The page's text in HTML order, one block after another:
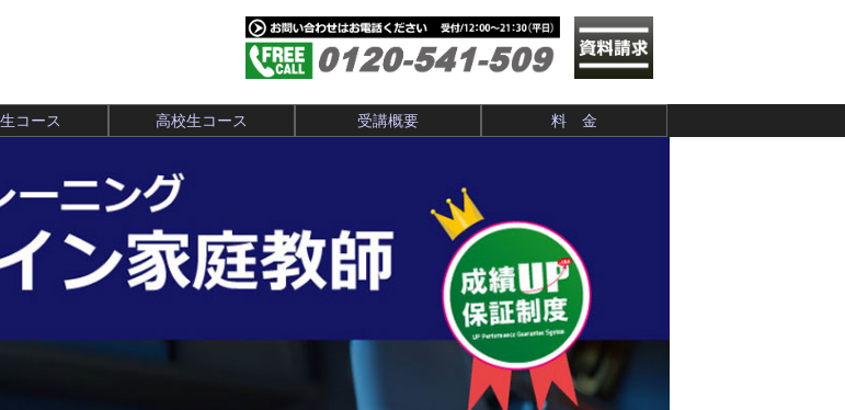
コース 高校生コース 受講概要 料 金